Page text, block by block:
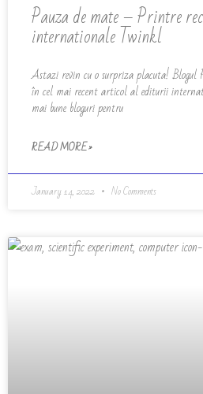
Pauza de mate – Printre
internationale Twinkl
Astazi revin cu o surpriza placuta!
în cel mai recent articol al editurii
mai bune bloguri pentru
READ MORE »
January 14, 2022 No Comments